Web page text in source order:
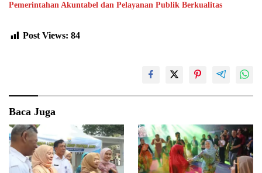
Pemerintahan Akuntabel dan Pelayanan Publik Berkualitas
Post Views: 84
Baca Juga